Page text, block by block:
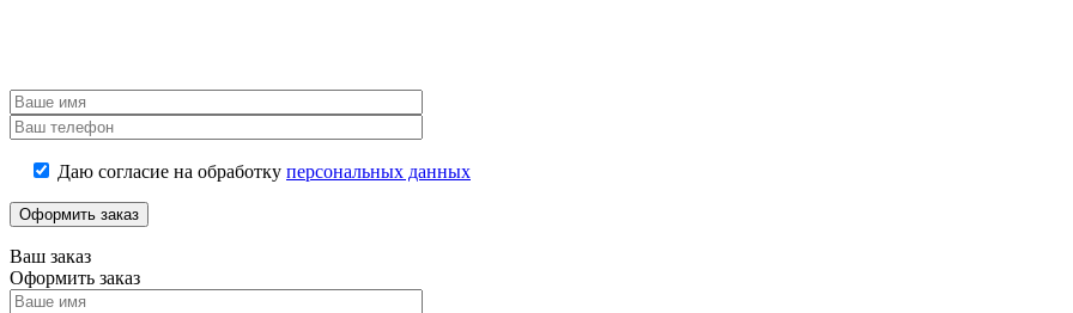
Даю согласие на обработку персональных данных
Ваш заказ
Оформить заказ